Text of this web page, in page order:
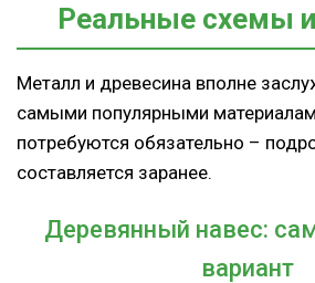
Реальные схемы
Металл и древесина вполне
самыми популярными
потребуются обязательно –
составляется заранее.
Деревянный навес:
вариант